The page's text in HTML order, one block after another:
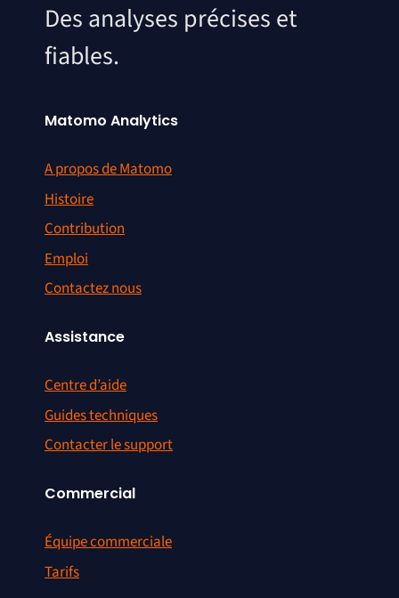
Des analyses précises et
fiables.
Matomo Analytics
A propos de Matomo
Histoire
Contribution
Emploi
Contactez nous
Assistance
Centre d’aide
Guides techniques
Contacter le support
Commercial
Équipe commerciale
Tarifs